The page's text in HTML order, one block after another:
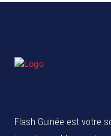
Flash Guinée est votre